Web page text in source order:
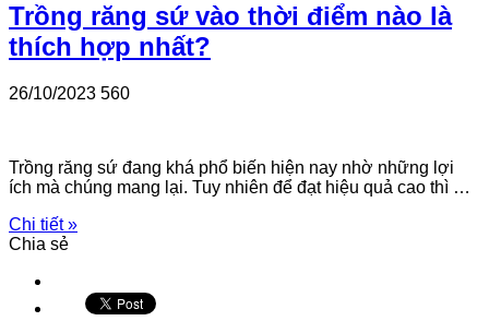
Trồng răng sứ vào thời điểm nào là
thích hợp nhất?
26/10/2023 560
Trồng răng sứ đang khá phổ biến hiện nay nhờ những lợi
ích mà chúng mang lại. Tuy nhiên để đạt hiệu quả cao thì …
Chi tiết »
Chia sẻ